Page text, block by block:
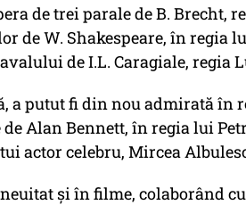
de trei parale de B. Brecht,
de W. Shakespeare, în regia
de I.L. Caragiale, regia
a putut fi din nou admirată în
Alan Bennett, în regia lui
actor celebru, Mircea
şi în filme, colaborând